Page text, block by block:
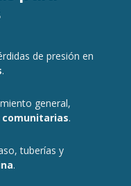
de presión en
.
general,
.
tuberías y
.